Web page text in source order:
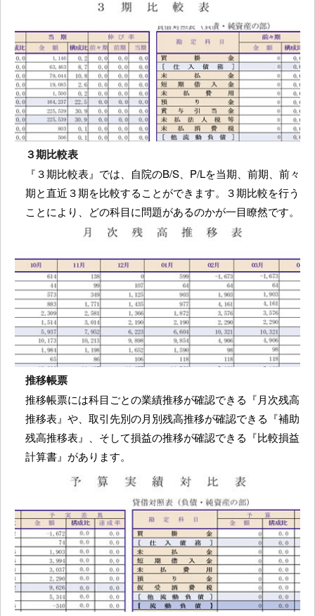
３期比較表
『３期比較表』では、自院のB/S、P/Lを当期、前期、前々
期と直近３期を比較することができます。３期比較を行う
ことにより、どの科目に問題があるのかが一目瞭然です。
推移帳票
推移帳票には科目ごとの業績推移が確認できる『月次残高
推移表』や、取引先別の月別残高推移が確認できる『補助
残高推移表』、そして損益の推移が確認できる『比較損益
計算書』があります。